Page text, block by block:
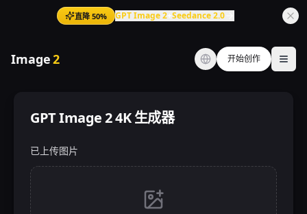
直降 50% GPT Image 2+ Seedance 2.0
Image2 开始创作
GPT Image 2 4K 生成器
已上传图片